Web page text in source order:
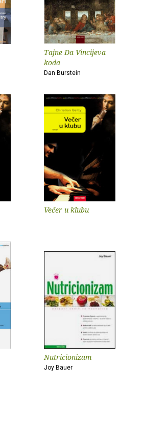
Tajne Da Vincijeva
koda
Dan Burstein
Večer u klubu
Nutricionizam
Joy Bauer